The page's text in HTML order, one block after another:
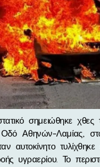
Οδό Αθηνών-Λαμίας,
αυτοκίνητο τυλίχθηκε
υγραερίου. Το